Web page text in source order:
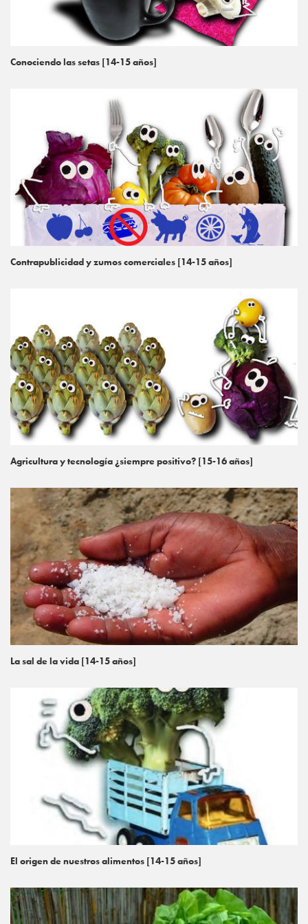
Conociendo las setas [14-15 años]
Contrapublicidad y zumos comerciales [14-15 años]
Agricultura y tecnología ¿siempre positivo? [15-16 años]
La sal de la vida [14-15 años]
El origen de nuestros alimentos [14-15 años]